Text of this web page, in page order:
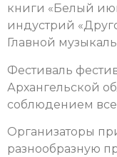
книги «Белый
индустрий
Главной
Фестиваль
Архангельской
соблюдением
Организаторы
разнообразную